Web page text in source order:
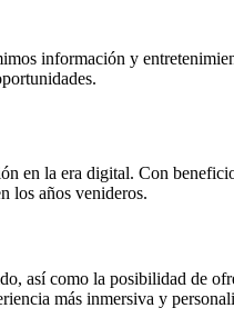
información y
en la era digital. Con
los años venideros.
así como la posibilidad de
más inmersiva y